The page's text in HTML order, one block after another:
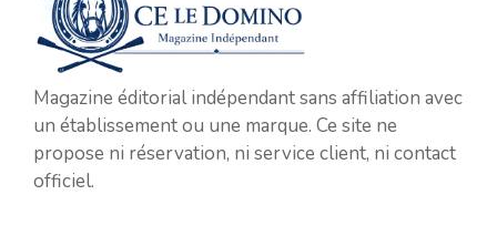
Magazine éditorial indépendant sans affiliation avec
un établissement ou une marque. Ce site ne
propose ni réservation, ni service client, ni contact
officiel.